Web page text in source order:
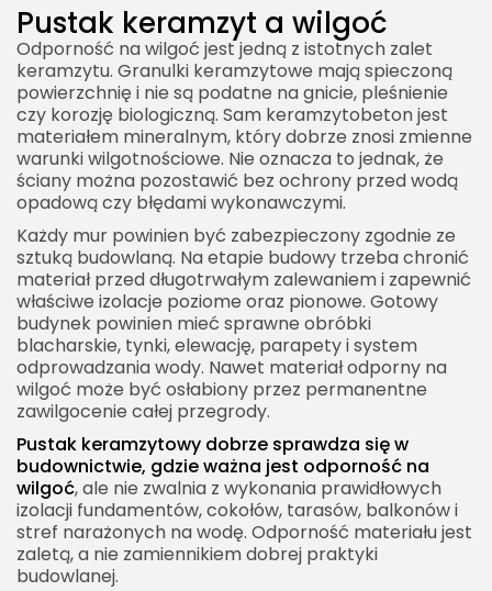
Pustak keramzyt a wilgoć
Odporność na wilgoć jest jedną z istotnych zalet
keramzytu. Granulki keramzytowe mają spieczoną
powierzchnię i nie są podatne na gnicie, pleśnienie
czy korozję biologiczną. Sam keramzytobeton jest
materiałem mineralnym, który dobrze znosi zmienne
warunki wilgotnościowe. Nie oznacza to jednak, że
ściany można pozostawić bez ochrony przed wodą
opadową czy błędami wykonawczymi.
Każdy mur powinien być zabezpieczony zgodnie ze
sztuką budowlaną. Na etapie budowy trzeba chronić
materiał przed długotrwałym zalewaniem i zapewnić
właściwe izolacje poziome oraz pionowe. Gotowy
budynek powinien mieć sprawne obróbki
blacharskie, tynki, elewację, parapety i system
odprowadzania wody. Nawet materiał odporny na
wilgoć może być osłabiony przez permanentne
zawilgocenie całej przegrody.
Pustak keramzytowy dobrze sprawdza się w
budownictwie, gdzie ważna jest odporność na
wilgoć, ale nie zwalnia z wykonania prawidłowych
izolacji fundamentów, cokołów, tarasów, balkonów i
stref narażonych na wodę. Odporność materiału jest
zaletą, a nie zamiennikiem dobrej praktyki
budowlanej.